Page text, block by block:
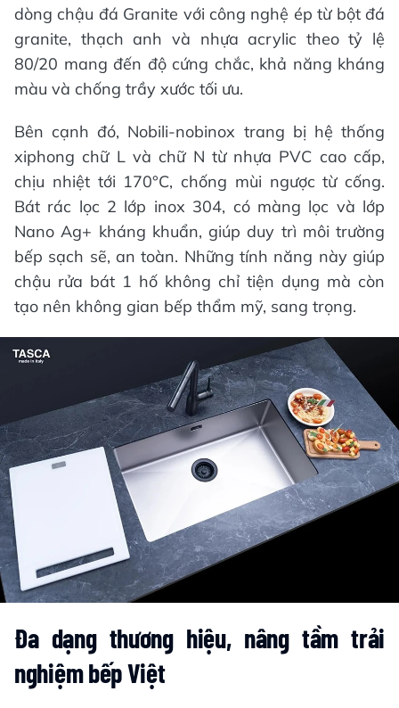
dòng chậu đá Granite với công nghệ ép từ bột đá
granite, thạch anh và nhựa acrylic theo tỷ lệ
80/20 mang đến độ cứng chắc, khả năng kháng
màu và chống trầy xước tối ưu.
Bên cạnh đó, Nobili-nobinox trang bị hệ thống
xiphong chữ L và chữ N từ nhựa PVC cao cấp,
chịu nhiệt tới 170°C, chống mùi ngược từ cống.
Bát rác lọc 2 lớp inox 304, có màng lọc và lớp
Nano Ag+ kháng khuẩn, giúp duy trì môi trường
bếp sạch sẽ, an toàn. Những tính năng này giúp
chậu rửa bát 1 hố không chỉ tiện dụng mà còn
tạo nên không gian bếp thẩm mỹ, sang trọng.
Đa dạng thương hiệu, nâng tầm trải
nghiệm bếp Việt